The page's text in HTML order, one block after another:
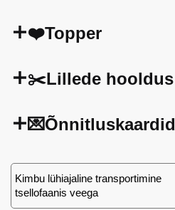
❤️Topper
✂️Lillede hooldus
💌Õnnitluskaardid
Kimbu lühiajaline transportimine
tsellofaanis veega